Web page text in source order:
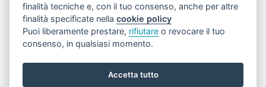
© 2023 Nicora Srl · Dal 1939 consulenti preziosi ad Azzate · P.IVA e
C.F. 00235790128 · cap. soc. Eur 46800 i.v. · Numero REA VA 31227
finalità tecniche e, con il tuo consenso, anche per altre
finalità specificate nellacookie policy
Puoi liberamente prestare, rifiutare o revocare il tuo
consenso, in qualsiasi momento.
Accetta tutto